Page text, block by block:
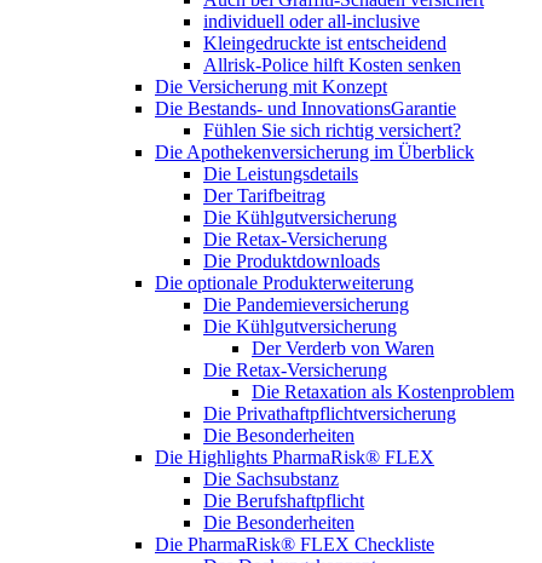
individuell oder all-inclusive
Kleingedruckte ist entscheidend
Allrisk-Police hilft Kosten senken
Die Versicherung mit Konzept
Die Bestands- und InnovationsGarantie
Fühlen Sie sich richtig versichert?
Die Apothekenversicherung im Überblick
Die Leistungsdetails
Der Tarifbeitrag
Die Kühlgutversicherung
Die Retax-Versicherung
Die Produktdownloads
Die optionale Produkterweiterung
Die Pandemieversicherung
Die Kühlgutversicherung
Der Verderb von Waren
Die Retax-Versicherung
Die Retaxation als Kostenproblem
Die Privathaftpflichtversicherung
Die Besonderheiten
Die Highlights PharmaRisk® FLEX
Die Sachsubstanz
Die Berufshaftpflicht
Die Besonderheiten
Die PharmaRisk® FLEX Checkliste